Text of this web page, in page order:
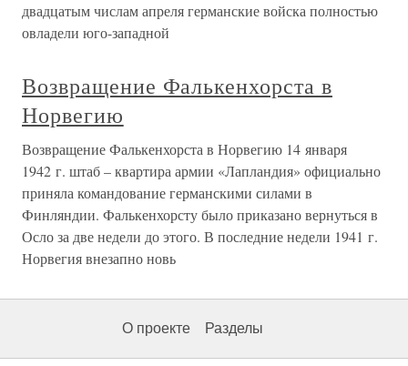
двадцатым числам апреля германские войска полностью
овладели юго-западной
Возвращение Фалькенхорста в
Норвегию
Возвращение Фалькенхорста в Норвегию 14 января
1942 г. штаб – квартира армии «Лапландия» официально
приняла командование германскими силами в
Финляндии. Фалькенхорсту было приказано вернуться в
Осло за две недели до этого. В последние недели 1941 г.
Норвегия внезапно новь
О проекте Разделы